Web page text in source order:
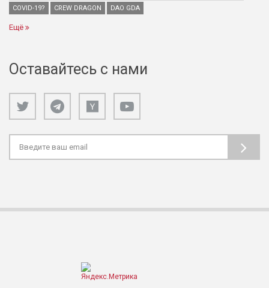
COVID-19?
CREW DRAGON DAO GDA
Ещё
Оставайтесь с нами